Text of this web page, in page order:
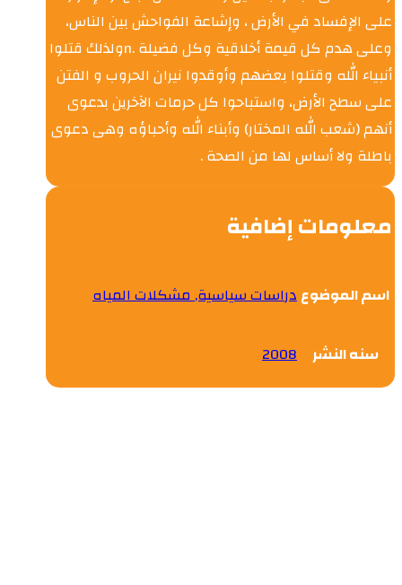
على الإفساد في الأرض ، وإشاعة الفواحش بين الناس،
وعلى هدم كل قيمة أخلاقية وكل فضيلة .nولذلك قتلوا
أنبياء الله وقتلوا بعضهم وأوقدوا نيران الحروب و الفتن
على سطح الأرض، واستباحوا كل حرمات الآخرين بدعوى
أنهم (شعب الله المختار) وأبناء الله وأحباؤه وهى دعوى
باطلة ولا أساس لها من الصحة .
معلومات إضافية
اسم الموضوعدراسات سياسية, مشكلات المياه
سنه النشر 2008